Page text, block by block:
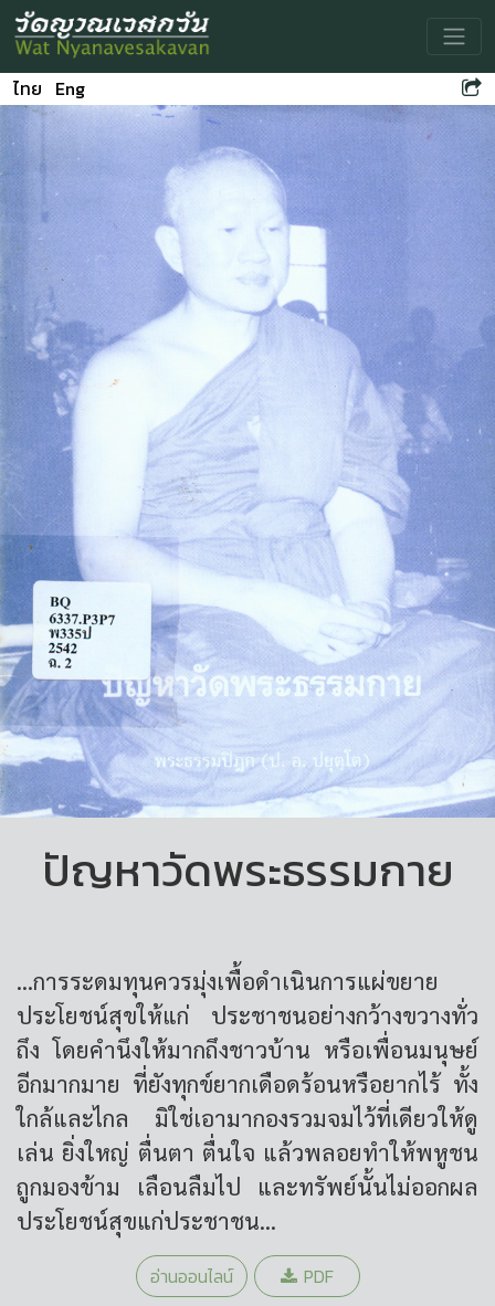
ไทย Eng
ปัญหาวัดพระธรรมกาย
...การระดมทุนควรมุ่งเพื้อดำเนินการแผ่ขยาย
ประโยชน์สุขให้แก่ ประชาชนอย่างกว้างขวางทั่ว
ถึง โดยคำนึงให้มากถึงชาวบ้าน หรือเพื่อนมนุษย์
อีกมากมาย ที่ยังทุกข์ยากเดือดร้อนหรือยากไร้ ทั้ง
ใกล้และไกล มิใช่เอามากองรวมจมไว้ที่เดียวให้ดู
เล่น ยิ่งใหญ่ ตื่นตา ตื่นใจ แล้วพลอยทำให้พหูชน
ถูกมองข้าม เลือนลืมไป และทรัพย์นั้นไม่ออกผล
ประโยชน์สุขแก่ประชาชน...
อ่านออนไลน์ PDF